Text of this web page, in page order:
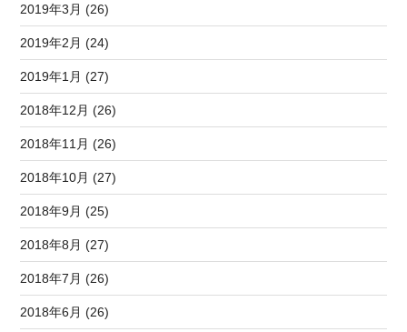
2019年3月 (26)
2019年2月 (24)
2019年1月 (27)
2018年12月 (26)
2018年11月 (26)
2018年10月 (27)
2018年9月 (25)
2018年8月 (27)
2018年7月 (26)
2018年6月 (26)